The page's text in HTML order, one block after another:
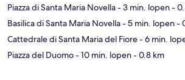
Piazza di Santa Maria Novella- 3 min. lopen-
Basilica di Santa Maria Novella- 5 min. lopen-
Cattedrale di Santa Maria del Fiore- 6 min.
Piazza del Duomo- 10 min. lopen- 0.8 km